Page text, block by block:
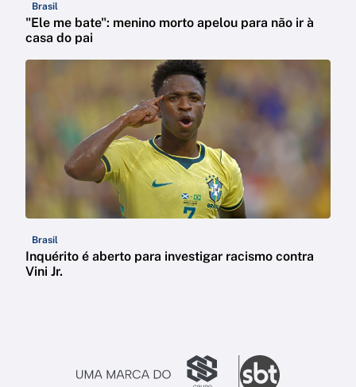
Brasil
"Ele me bate": menino morto apelou para não ir à
casa do pai
Brasil
Inquérito é aberto para investigar racismo contra
Vini Jr.